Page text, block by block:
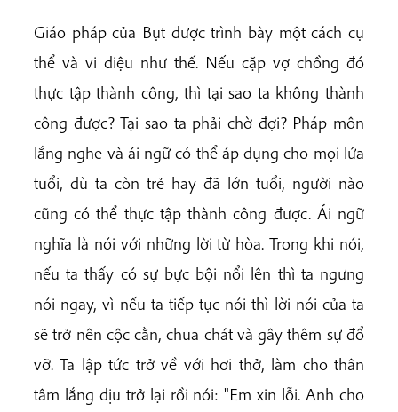
Giáo pháp của Bụt được trình bày một cách cụ
thể và vi diệu như thế. Nếu cặp vợ chồng đó
thực tập thành công, thì tại sao ta không thành
công được? Tại sao ta phải chờ đợi? Pháp môn
lắng nghe và ái ngữ có thể áp dụng cho mọi lứa
tuổi, dù ta còn trẻ hay đã lớn tuổi, người nào
cũng có thể thực tập thành công được. Ái ngữ
nghĩa là nói với những lời từ hòa. Trong khi nói,
nếu ta thấy có sự bực bội nổi lên thì ta ngưng
nói ngay, vì nếu ta tiếp tục nói thì lời nói của ta
sẽ trở nên cộc cằn, chua chát và gây thêm sự đổ
vỡ. Ta lập tức trở về với hơi thở, làm cho thân
tâm lắng dịu trở lại rồi nói: "Em xin lỗi. Anh cho